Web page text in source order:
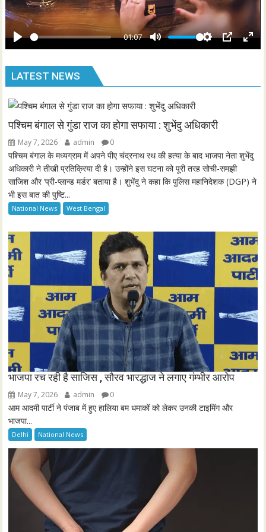
e
e
P
l
a
01:07
M
S
n
s
P
E
l
s
e
n
l
a
y
LATEST NEWS
पश्चिम बंगाल से गुंडा राज का होगा सफाया : शुभेंदु अधिकारी
May 7, 2026 admin 0
पश्चिम बंगाल के मध्यग्राम में अपने पीए चंद्रनाथ रथ की हत्या के बाद भाजपा नेता शुभेंदु
अधिकारी ने तीखी प्रतिक्रिया दी है। उन्होंने इस घटना को पूरी तरह सोची-समझी
साजिश और ‘प्री-प्लान्ड मर्डर’ बताया है। शुभेंदु ने कहा कि पुलिस महानिदेशक (DGP) ने
भी इस बात की पुष्टि...
National News West Bengal
भाजपा रच रही है साजिस , सौरव भारद्धाज ने लगाए गंम्भीर आरोप
May 7, 2026 admin 0
आम आदमी पार्टी ने पंजाब में हुए हालिया बम धमाकों को लेकर उनकी टाइमिंग और
भाजपा...
Delhi National News